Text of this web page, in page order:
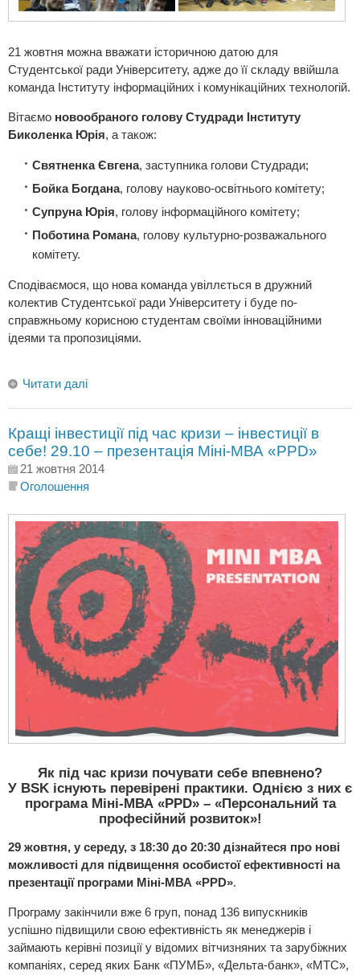
21 жовтня можна вважати історичною датою для
Студентської ради Університету, адже до її складу ввійшла
команда Інституту інформаційних і комунікаційних технологій.
Вітаємо новообраного голову Студради Інституту
Биколенка Юрія, а також:
Святненка Євгена, заступника голови Студради;
Бойка Богдана, голову науково-освітнього комітету;
Супруна Юрія, голову інформаційного комітету;
Поботина Романа, голову культурно-розважального
комітету.
Сподіваємося, що нова команда увіллється в дружний
колектив Студентської ради Університету і буде по-
справжньому корисною студентам своїми інноваційними
ідеями та пропозиціями.
Читати далі
Кращі інвестиції під час кризи – інвестиції в
себе! 29.10 – презентація Міні-МВА «PPD»
21 жовтня 2014
Оголошення
Як під час кризи почувати себе впевнено?
У BSK існують перевірені практики. Однією з них є
програма Міні-МВА «PPD» – «Персональний та
професійний розвиток»!
29 жовтня, у середу, з 18:30 до 20:30 дізнайтеся про нові
можливості для підвищення особистої ефективності на
презентації програми Міні-МВА «PPD».
Програму закінчили вже 6 груп, понад 136 випускників
успішно підвищили свою ефективність як менеджерів і
займають керівні позиції у відомих вітчизняних та зарубіжних
компаніях, серед яких Банк «ПУМБ», «Дельта-банк», «МТС»,